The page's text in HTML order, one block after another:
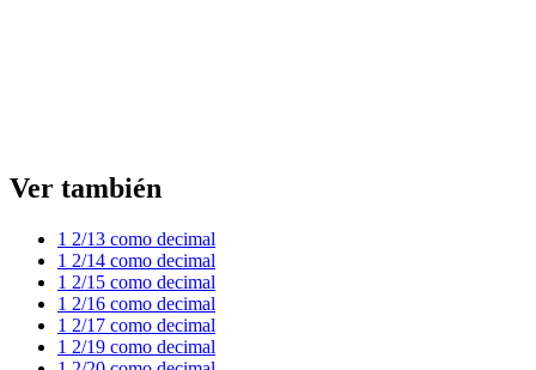
Ver también
1 2/13 como decimal
1 2/14 como decimal
1 2/15 como decimal
1 2/16 como decimal
1 2/17 como decimal
1 2/19 como decimal